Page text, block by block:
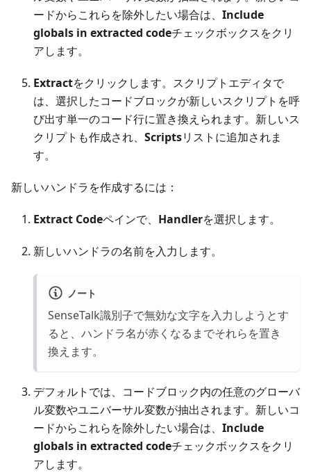
ードからこれらを除外したい場合は、 Include
globals in extracted codeチェックボックスをクリ
アします。
Extractをクリックします。スクリプトエディタで
は、選択したコードブロックが新しいスクリプトを呼
び出す単一のコード行に置き換えられます。新しいス
クリプトも作成され、 Scriptsリストに追加されま
す。
新しいハンドラを作成するには：
Extract Codeペインで、 Handlerを選択します。
新しいハンドラの名前を入力します。
ノート
SenseTalk識別子で無効な文字を入力しようとす
ると、ハンドラ名が赤くなるまでそれらを置き
換えます。
デフォルトでは、コードブロック内の任意のグローバ
ル変数やユニバーサル変数が抽出されます。新しいコ
ードからこれらを除外したい場合は、 Include
globals in extracted codeチェックボックスをクリ
アします。